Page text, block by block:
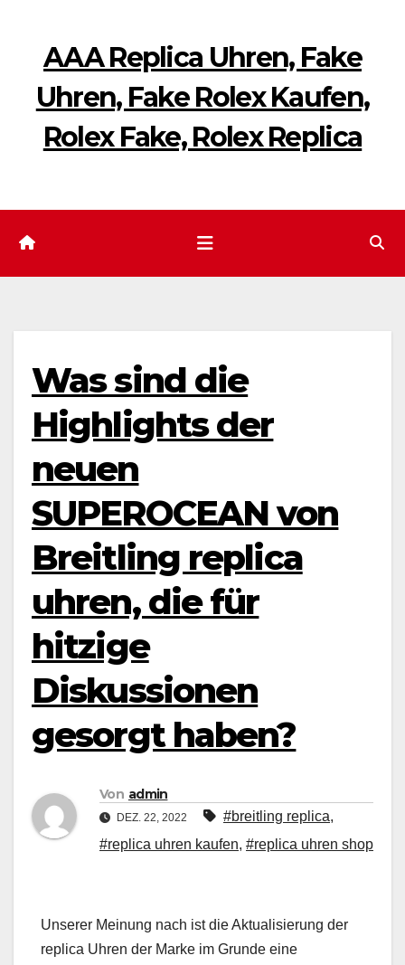
springenAAA Replica Uhren, Fake
Uhren, Fake Rolex Kaufen,
Rolex Fake, Rolex Replica
Was sind die
Highlights der
neuen
SUPEROCEAN von
Breitling replica
uhren, die für
hitzige
Diskussionen
gesorgt haben?
Von admin
DEZ. 22, 2022 #breitling replica,
#replica uhren kaufen, #replica uhren shop
Unserer Meinung nach ist die Aktualisierung der
replica Uhren der Marke im Grunde eine